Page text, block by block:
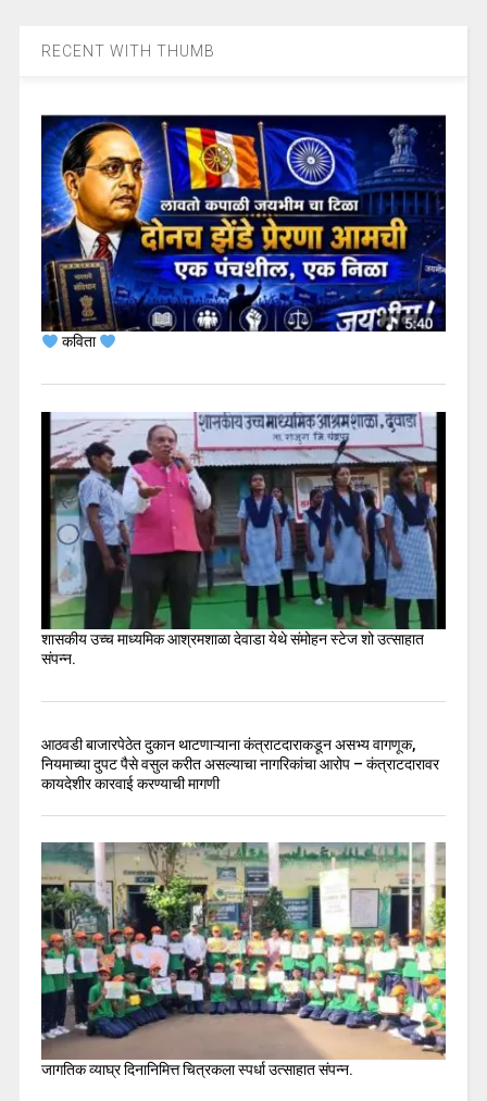
RECENT WITH THUMB
कविता
शासकीय उच्च माध्यमिक आश्रमशाळा देवाडा येथे संमोहन स्टेज शो उत्साहात
संपन्न.
आठवडी बाजारपेठेत दुकान थाटणाऱ्याना कंत्राटदाराकडून असभ्य वागणूक,
नियमाच्या दुपट पैसे वसुल करीत असल्याचा नागरिकांचा आरोप – कंत्राटदारावर
कायदेशीर कारवाई करण्याची मागणी
जागतिक व्याघ्र दिनानिमित्त चित्रकला स्पर्धा उत्साहात संपन्न.